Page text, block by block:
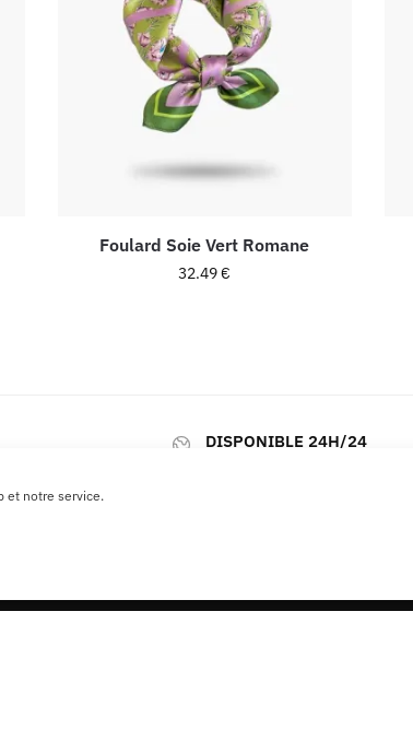
et notre service.
Foulard Soie Vert Romane
32.49€
DISPONIBLE 24H/24